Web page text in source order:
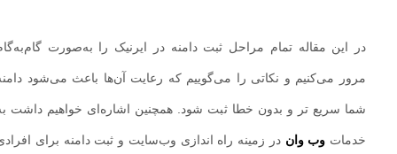
در این مقاله تمام مراحل ثبت دامنه در ایرنیک را به‌صورت گام‌به‌گام
مرور می‌کنیم و نکاتی را می‌گوییم که رعایت آن‌ها باعث می‌شود دامنه
شما سریع‌ تر و بدون خطا ثبت شود. همچنین اشاره‌ای خواهیم داشت به
خدماتوب واندر زمینه راه‌ اندازی وب‌سایت و ثبت دامنه برای افرادی